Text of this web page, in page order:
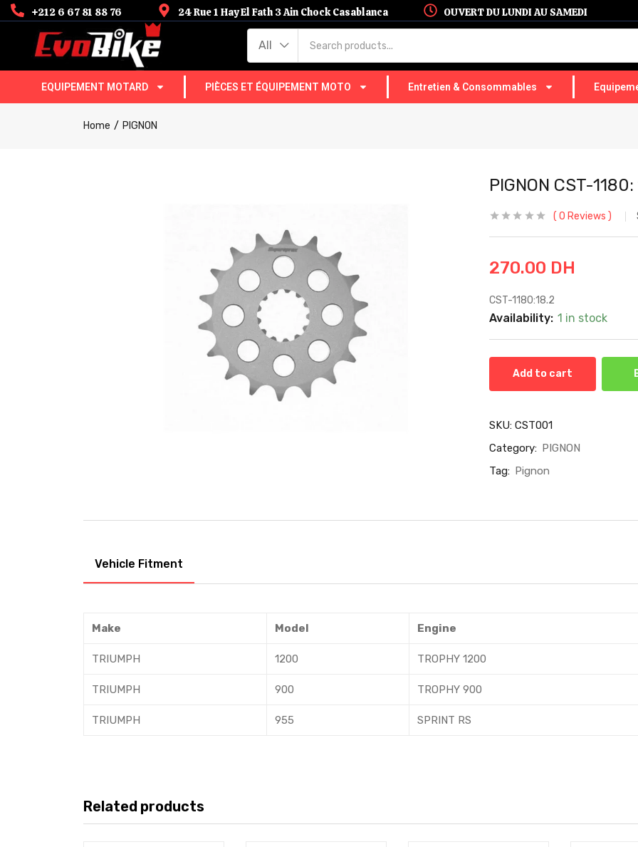
+212 6 67 81 88 76 24 Rue 1 Hay El Fath 3 Ain Chock Casablanca OUVERT DU LUNDI AU SAMEDI
All
EQUIPEMENT MOTARD PIÈCES ET ÉQUIPEMENT MOTO Entretien & Consommables
Home PIGNON
PIGNON CST-
0 Reviews
270.00 DH
CST-1180:18.2
Availability: 1 in stock
Add to cart
SKU: CST001
Category: PIGNON
Tag: Pignon
Vehicle Fitment
Make Model Engine
TRIUMPH 1200 TROPHY 1200
TRIUMPH 900 TROPHY 900
TRIUMPH 955 SPRINT RS
Related products